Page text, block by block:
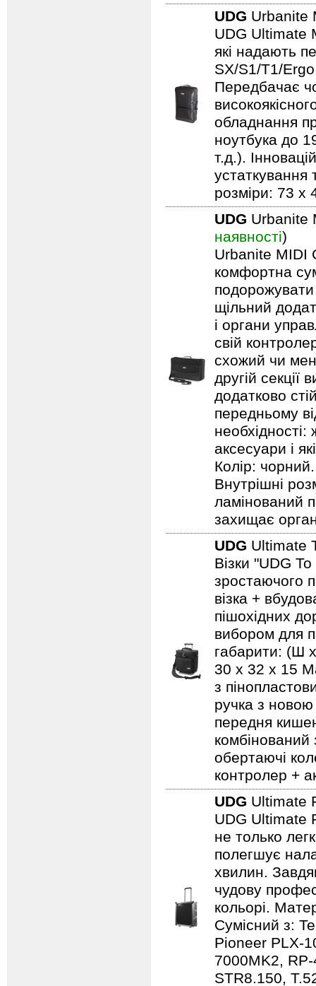
UDG Urbanite
UDG Ultimate
які надають
SX/S1/T1/
Передбачає
обладнання
ноутбука до
т.д.).
устаткування
розміри: 73 x
UDG Urbanite
наявності)
Urbanite MIDI
комфортна
щільний
і органи
свій
схожий чи
другій
додатково
передньому
аксесуари і
Колір:
Внутрішні
ламінований
захищає
UDG Ultimate
Візки "UDG
зростаючого
візка +
пішохідних
вибором для
габарити: (Ш
30 x 32 x 15
з
ручка з
передня
обертаючі
контролер +
UDG Ultimate
UDG Ultimate
не только
полегшує
хвилин.
чудову
кольорі.
Сумісний з:
Pioneer PLX-
7000MK2,
STR8.150,